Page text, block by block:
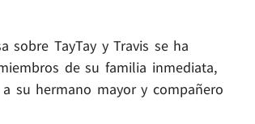
sobre TayTay y Travis se ha
de su familia inmediata,
su hermano mayor y compañero